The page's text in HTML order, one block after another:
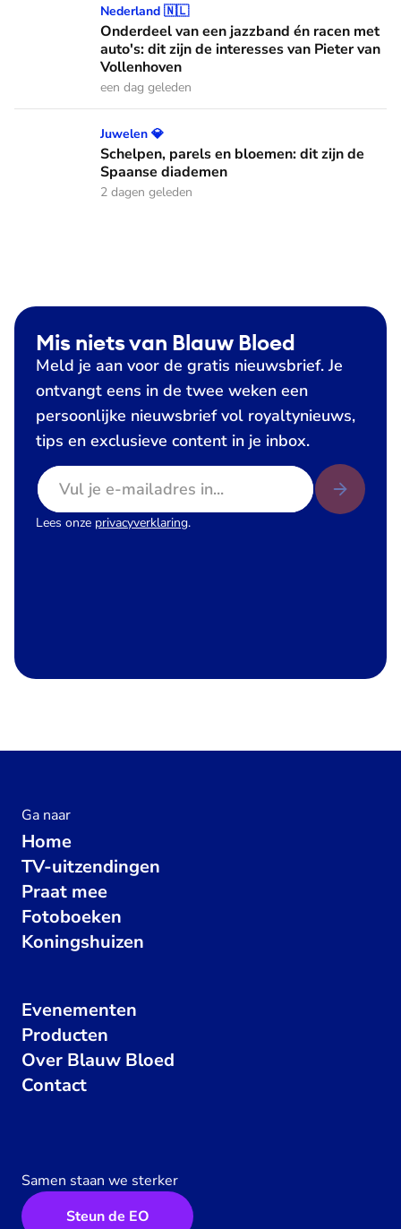
Onderdeel van een jazzband én racen met auto's: dit zijn
Nederland 🇳🇱
Onderdeel van een jazzband én racen met
auto's: dit zijn de interesses van Pieter van
Vollenhoven
een dag geleden
Schelpen, parels en bloemen: dit zijn de Spaanse diademen
Juwelen 💎
Schelpen, parels en bloemen: dit zijn de
Spaanse diademen
2 dagen geleden
Mis niets van Blauw Bloed
Meld je aan voor de gratis nieuwsbrief. Je
ontvangt eens in de twee weken een
persoonlijke nieuwsbrief vol royaltynieuws,
tips en exclusieve content in je inbox.
E-mailadres
Lees onze privacyverklaring.
Ga naar
Home
TV-uitzendingen
Praat mee
Fotoboeken
Koningshuizen
Evenementen
Producten
Over Blauw Bloed
Contact
Samen staan we sterker
Steun de EO